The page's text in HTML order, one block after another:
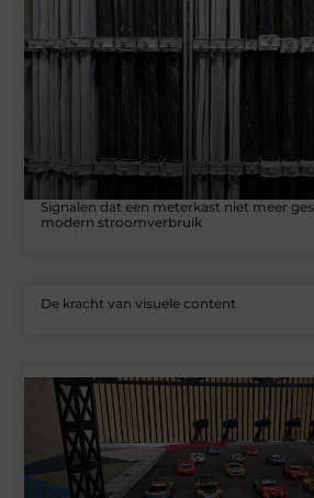
Signalen dat een meterkast niet meer
modern stroomverbruik
De kracht van visuele content